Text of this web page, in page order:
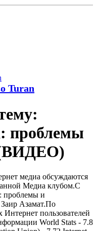
Turan
проблемы
(ВИДЕО)
медиа обсуждаются
Медиа клубом.С
проблемы и
Азамат.По
пользователей
World Stats - 7.8